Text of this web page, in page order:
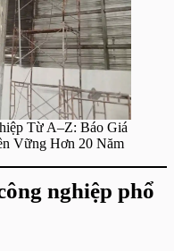
Từ A–Z: Báo Giá
Vững Hơn 20 Năm
nghiệp phổ